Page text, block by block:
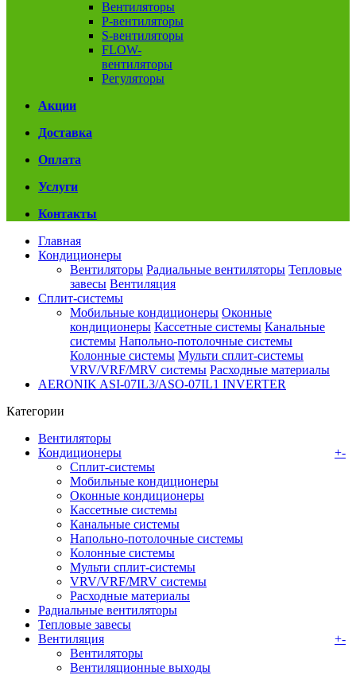
Вентиляторы
P-вентиляторы
S-вентиляторы
FLOW-
вентиляторы
Регуляторы
Акции
Доставка
Оплата
Услуги
Контакты
Главная
Кондиционеры
Вентиляторы Радиальные вентиляторы Тепловые
завесы Вентиляция
Сплит-системы
Мобильные кондиционеры Оконные
кондиционеры Кассетные системы Канальные
системы Напольно-потолочные системы
Колонные системы Мульти сплит-системы
VRV/VRF/MRV системы Расходные материалы
AERONIK ASI-07IL3/ASO-07IL1 INVERTER
Категории
Вентиляторы
Кондиционеры
+-
Сплит-системы
Мобильные кондиционеры
Оконные кондиционеры
Кассетные системы
Канальные системы
Напольно-потолочные системы
Колонные системы
Мульти сплит-системы
VRV/VRF/MRV системы
Расходные материалы
Радиальные вентиляторы
Тепловые завесы
Вентиляция
+-
Вентиляторы
Вентиляционные выходы